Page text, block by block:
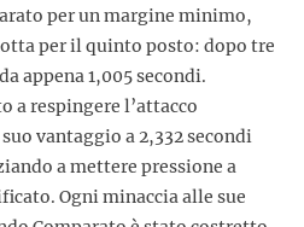
per un margine minimo,
per il quinto posto: dopo tre
appena 1,005 secondi.
a respingere l’attacco
vantaggio a 2,332 secondi
a mettere pressione a
Ogni minaccia alle sue